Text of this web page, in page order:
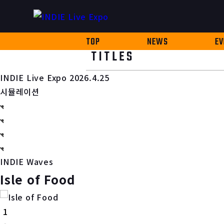
TOP NEWS
TITLES
INDIE Live Expo 2026.4.25
시뮬레이션
INDIE Waves
Isle of Food
1